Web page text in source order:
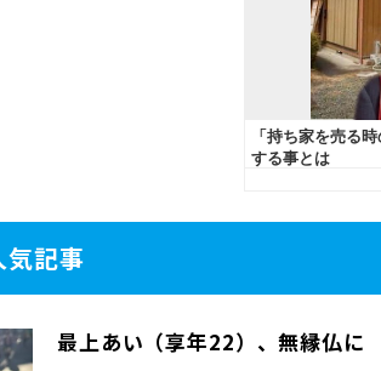
記事
最上あい（享年22）、無縁仏に